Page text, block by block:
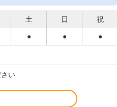
土 日 祝
● ● ●
い